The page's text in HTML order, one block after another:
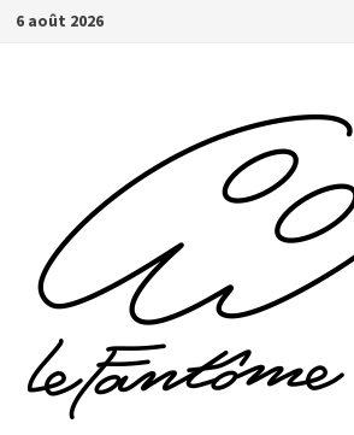
Passer
6 août 2026